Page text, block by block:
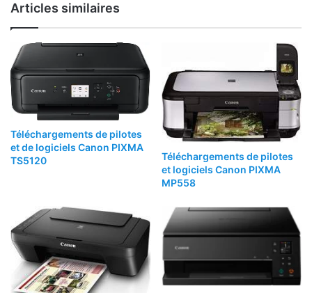
Articles similaires
Téléchargements de pilotes
et de logiciels Canon PIXMA
TS5120
Téléchargements de pilotes
et logiciels Canon PIXMA
MP558